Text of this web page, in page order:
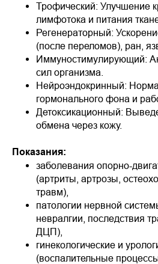
Трофический: Улучшение
лимфотока и питания
Регенераторный:
(после переломов), ран,
Иммуностимулирующий:
сил организма.
Нейроэндокринный:
гормонального фона и
Детоксикационный:
обмена через кожу.
Показания:
заболевания опорно-
(артриты, артрозы,
травм),
патологии нервной
невралгии, последствия
ДЦП),
гинекологические и
(воспалительные